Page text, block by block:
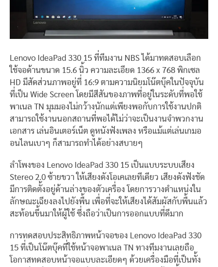
Lenovo IdeaPad 330 15 ที่ทีมงาน NBS ได้มาทดสอบเลือก
ใช้จอด้านขนาด 15.6 นิ้ว ความละเอียด 1366 x 768 พิกเซล
HD มีสัดส่วนภาพอยู่ที่ 16:9 ตามความนิยมโน๊ตบุ๊คในปัจจุบัน
ที่เป็น Wide Screen โดยมีสีสันของภาพที่อยู่ในระดับที่พอใช้
พาเนล TN มุมมองไม่กว้างนักแต่เพียงพอกับการใช้งานปกติ
สามารถใช้งานนอกสถานที่พอได้ไม่ว่าจะเป็นงานจำพวกงาน
เอกสาร เล่นอินเตอร์เน็ต ดูหนังฟังเพลง หรือแม้แต่เล่นเกมอ
อนไลนเบาๆ ก็สามารถทำได้อย่างสบายๆ
ลำโพงของ Lenovo IdeaPad 330 15 เป็นแบบระบบเสียง
Stereo 2.0 ซ้ายขวา ให้เสียงดังโอเคเลยทีเดียว เสียงดังฟังชัด
มีการติดตั้งอยู่ด้านล่างของตัวเครื่อง โดยการวางตำแหน่งใน
ลักษณะเฉียงลงไปยังพื้น เพื่อที่จะให้เสียงได้สัมผัสกับพื้นแล้ว
สะท้อนขึ้นมาให้ผู้ใช้ ซึ่งถือว่าเป็นการออกแบบที่ดีมาก
การทดสอบประสิทธิภาพหน้าจอของ Lenovo IdeaPad 330
15 ที่เป็นโน๊ตบุ๊คที่ใช้หน้าจอพาเนล TN ทางทีมงานเลยถือ
โอกาสทดสอบหน้าจอแบบละเอียดๆ ด้วยเครื่องมือที่เป็นทั้ง